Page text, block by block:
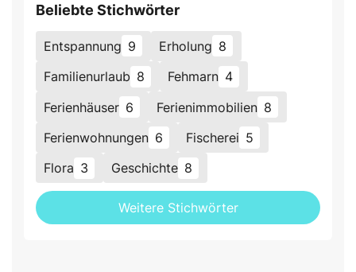
Beliebte Stichwörter
Entspannung 9 Erholung 8
Familienurlaub 8 Fehmarn 4
Ferienhäuser 6 Ferienimmobilien 8
Ferienwohnungen 6 Fischerei 5
Flora 3 Geschichte 8
Weitere Stichwörter